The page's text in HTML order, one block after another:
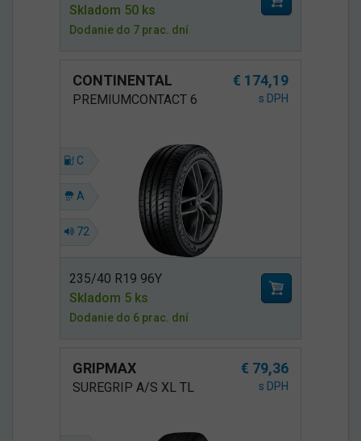
Skladom 50 ks
Dodanie do 7 prac. dní
CONTINENTAL € 174,19
PREMIUMCONTACT 6 s DPH
C
A
72
235/40 R19 96Y
Skladom 5 ks
Dodanie do 6 prac. dní
GRIPMAX € 79,36
SUREGRIP A/S XL TL s DPH